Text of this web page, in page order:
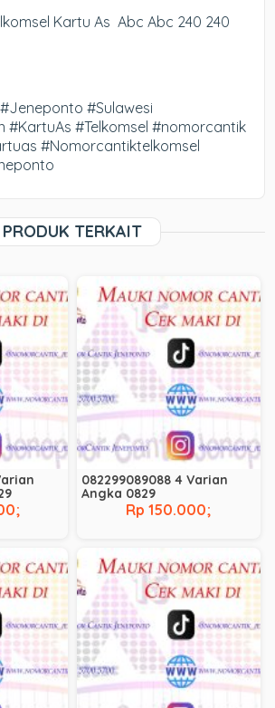
Kartu As Abc Abc 240 240
#Sulawesi
#KartuAs #Telkomsel #nomorcantik
#Nomorcantiktelkomsel
PRODUK TERKAIT
082299089088 4 Varian
Angka 0829
Rp 150.000;